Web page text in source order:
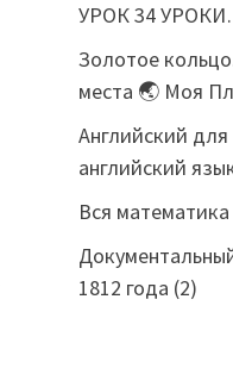
УРОК 34
Золотое
места 🌏 Моя
Английский для
английский
Вся математика
1812 года (2)